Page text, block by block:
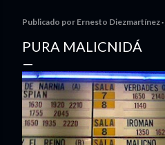
Publicado por Ernesto Diezmartínez
PURA MALICNIDÁ